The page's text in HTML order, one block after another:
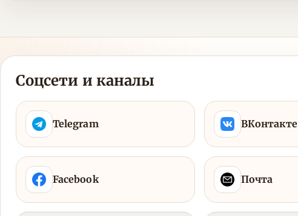
Соцсети и каналы
Telegram ВКонтакте
Facebook Почта